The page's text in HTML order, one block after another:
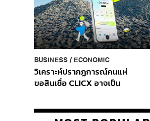
BUSINESS/ ECONOMIC
วิเคราะห์ปรากฏการณ์คนแห่
ขอสินเชื่อ CLICX อาจเป็น
ปัญหาหนี้ครัวเรือนไทยที่ถูกซุก